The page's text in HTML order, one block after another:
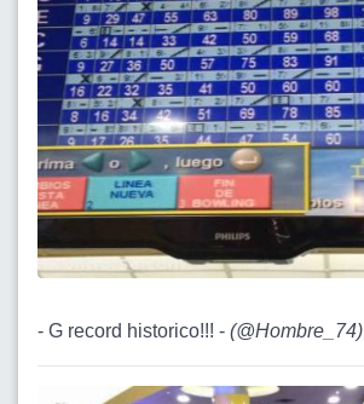
- G record historico!!! - (@Hombre_74)